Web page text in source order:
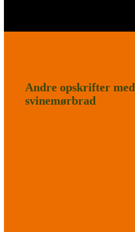
Andre opskrifter med
svinemørbrad